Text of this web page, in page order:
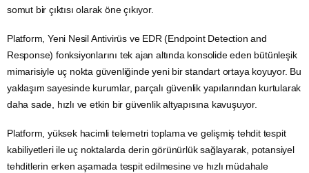
somut bir çıktısı olarak öne çıkıyor.
Platform, Yeni Nesil Antivirüs ve EDR (Endpoint Detection and
Response) fonksiyonlarını tek ajan altında konsolide eden bütünleşik
mimarisiyle uç nokta güvenliğinde yeni bir standart ortaya koyuyor. Bu
yaklaşım sayesinde kurumlar, parçalı güvenlik yapılarından kurtularak
daha sade, hızlı ve etkin bir güvenlik altyapısına kavuşuyor.
Platform, yüksek hacimli telemetri toplama ve gelişmiş tehdit tespit
kabiliyetleri ile uç noktalarda derin görünürlük sağlayarak, potansiyel
tehditlerin erken aşamada tespit edilmesine ve hızlı müdahale